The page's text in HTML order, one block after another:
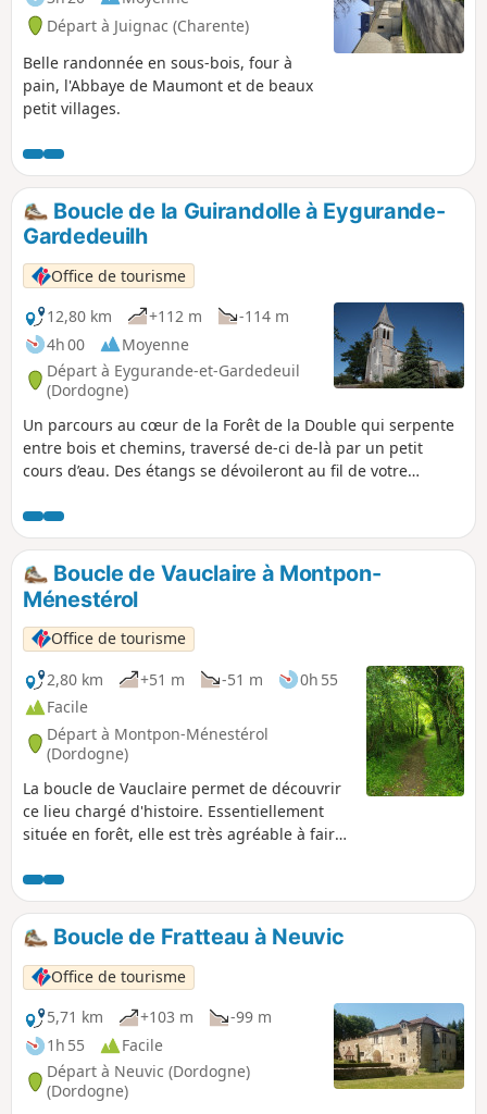
Départ à Juignac (Charente)
Belle randonnée en sous-bois, four à
pain, l'Abbaye de Maumont et de beaux
petit villages.
Boucle de la Guirandolle à Eygurande-
Gardedeuilh
Office de tourisme
12,80 km
+112 m
-114 m
4h 00
Moyenne
Départ à Eygurande-et-Gardedeuil
(Dordogne)
Un parcours au cœur de la Forêt de la Double qui serpente
entre bois et chemins, traversé de-ci de-là par un petit
cours d’eau. Des étangs se dévoileront au fil de votre
peu de route.
Boucle de Vauclaire à Montpon-
Ménestérol
Office de tourisme
2,80 km
+51 m -51 m
0h 55
Facile
Départ à Montpon-Ménestérol
(Dordogne)
La boucle de Vauclaire permet de découvrir
ce lieu chargé d'histoire. Essentiellement
située en forêt, elle est très agréable à faire
sont assez techniques. Elle offre de jolis
points de vue sur la Chartreuse.
Boucle de Fratteau à Neuvic
Office de tourisme
5,71 km
+103 m
-99 m
1h 55
Facile
Départ à Neuvic (Dordogne)
(Dordogne)